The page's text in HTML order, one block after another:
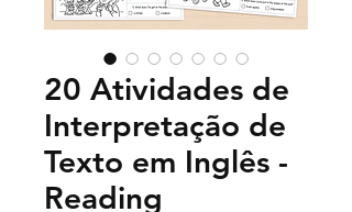
20 Atividades de
Interpretação de
Texto em Inglês -
Reading